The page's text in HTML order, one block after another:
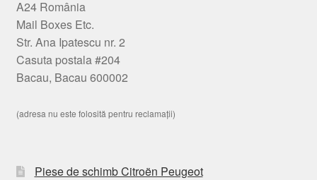
A24 România
Mail Boxes Etc.
Str. Ana Ipatescu nr. 2
Casuta postala #204
Bacau, Bacau 600002
(adresa nu este folosită pentru reclamații)
Piese de schimb Citroën Peugeot